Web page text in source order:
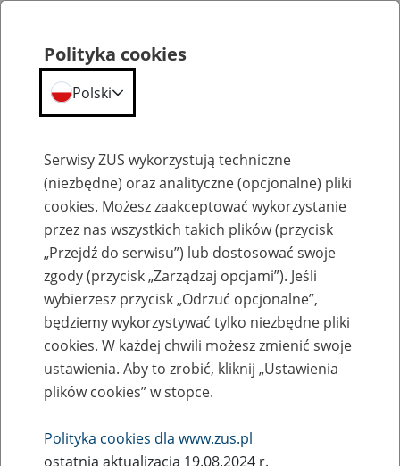
Szkolenia
Zaproś ZUS do siebie - zakładanie profili
eZUS w siedzibie Twojej firmy
Rodzaj wydarzenia
Polityka cookies
Polski
Serwisy ZUS wykorzystują techniczne
(niezbędne) oraz analityczne (opcjonalne) pliki
cookies. Możesz zaakceptować wykorzystanie
przez nas wszystkich takich plików (przycisk
„Przejdź do serwisu”) lub dostosować swoje
zgody (przycisk „Zarządzaj opcjami”). Jeśli
wybierzesz przycisk „Odrzuć opcjonalne”,
będziemy wykorzystywać tylko niezbędne pliki
cookies. W każdej chwili możesz zmienić swoje
ustawienia. Aby to zrobić, kliknij „Ustawienia
plików cookies” w stopce.
Polityka cookies dla www.zus.pl
ostatnia aktualizacja 19.08.2024 r.